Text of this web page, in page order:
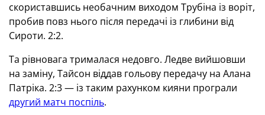
скориставшись необачним виходом Трубіна із воріт,
пробив повз нього після передачі із глибини від
Сироти. 2:2.
Та рівновага трималася недовго. Ледве вийшовши
на заміну, Тайсон віддав гольову передачу на Алана
Патріка. 2:3 — із таким рахунком кияни програли
другий матч поспіль.